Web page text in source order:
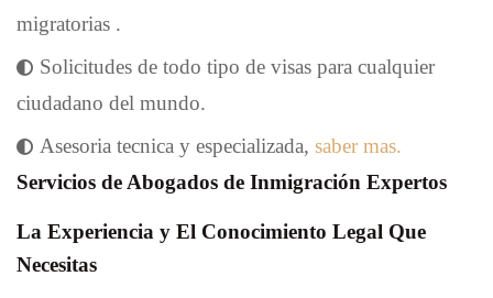
migratorias .
Solicitudes de todo tipo de visas para cualquier
ciudadano del mundo.
Asesoria tecnica y especializada, saber mas.
Servicios de Abogados de Inmigración Expertos
La Experiencia y El Conocimiento Legal Que
Necesitas